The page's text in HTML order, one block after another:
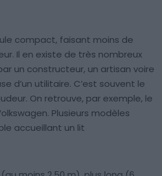
compact, faisant moins de
Il en existe de très nombreux
un constructeur, un artisan voire
d’un utilitaire. C’est souvent le
On retrouve, par exemple, le
Plusieurs modèles
accueillant un lit